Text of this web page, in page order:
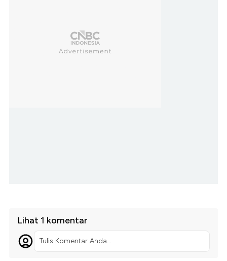
Lihat 1 komentar
Tulis Komentar Anda...